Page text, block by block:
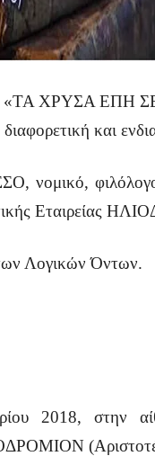
«ΤΑ ΧΡΥΣΑ
και
φιλόλογο
Εταιρείας
Λογικών Όντων.
2018, στην